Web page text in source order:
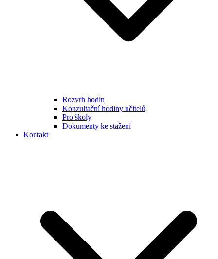
Rozvrh hodin
Konzultační hodiny učitelů
Pro školy
Dokumenty ke stažení
Kontakt